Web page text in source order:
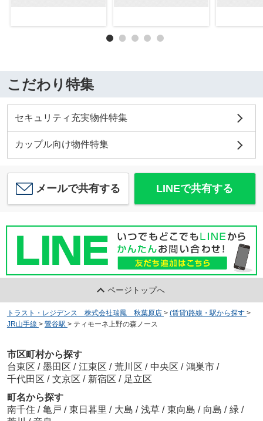
こだわり特集
セキュリティ充実物件特集
カップル向け物件特集
メールで共有する LINEで共有する
ページトップへ
トラスト・レジデンス 株式会社瑞鳳 秋葉原店 > (賃貸)路線・駅から探す >
JR山手線 > 鶯谷駅 > ティモーネ上野の森ノース
市区町村から探す
台東区 / 墨田区 / 江東区 / 荒川区 / 中央区 / 鴻巣市 /
千代田区 / 文京区 / 新宿区 / 足立区
町名から探す
南千住 / 亀戸 / 東日暮里 / 大島 / 浅草 / 東向島 / 向島 / 緑 /